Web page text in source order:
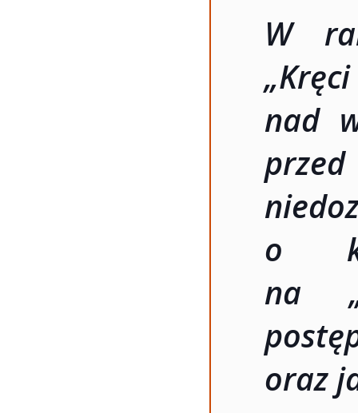
W
nad
o
na
oraz